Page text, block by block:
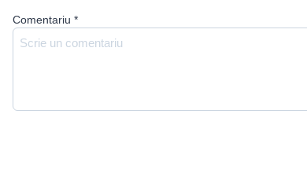
Comentariu *